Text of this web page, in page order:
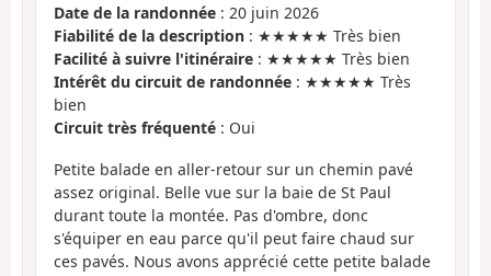
Date de la randonnée : 20 juin 2026
Fiabilité de la description : ★★★★★ Très bien
Facilité à suivre l'itinéraire : ★★★★★ Très bien
Intérêt du circuit de randonnée : ★★★★★ Très
bien
Circuit très fréquenté : Oui
Petite balade en aller-retour sur un chemin pavé
assez original. Belle vue sur la baie de St Paul
durant toute la montée. Pas d'ombre, donc
s'équiper en eau parce qu'il peut faire chaud sur
ces pavés. Nous avons apprécié cette petite balade